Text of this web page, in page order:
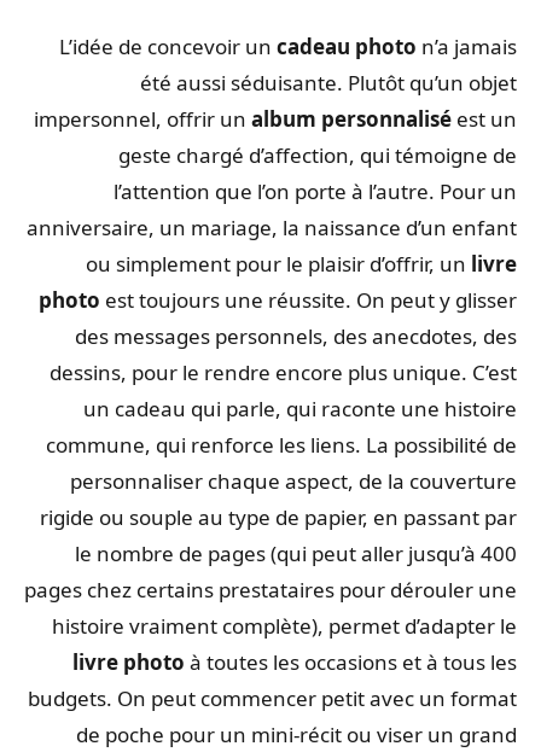
L’idée de concevoir uncadeau photo n’a jamais
été aussi séduisante. Plutôt qu’un objet
impersonnel, offrir unalbum personnalisé est un
geste chargé d’affection, qui témoigne de
l’attention que l’on porte à l’autre. Pour un
anniversaire, un mariage, la naissance d’un enfant
ou simplement pour le plaisir d’offrir, unlivre
photo est toujours une réussite. On peut y glisser
des messages personnels, des anecdotes, des
dessins, pour le rendre encore plus unique. C’est
un cadeau qui parle, qui raconte une histoire
commune, qui renforce les liens. La possibilité de
personnaliser chaque aspect, de la couverture
rigide ou souple au type de papier, en passant par
le nombre de pages (qui peut aller jusqu’à 400
pages chez certains prestataires pour dérouler une
histoire vraiment complète), permet d’adapter le
livre photoà toutes les occasions et à tous les
budgets. On peut commencer petit avec un format
de poche pour un mini-récit ou viser un grand